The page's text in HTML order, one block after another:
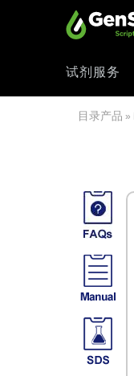
试剂服务
目录产品 »